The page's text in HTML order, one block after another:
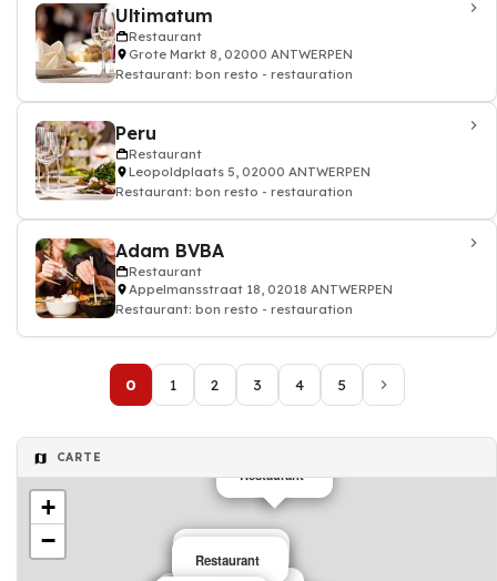
Ultimatum
Restaurant
Grote Markt 8, 02000 ANTWERPEN
Restaurant: bon resto - restauration
Peru
Restaurant
Leopoldplaats 5, 02000 ANTWERPEN
Restaurant: bon resto - restauration
Adam BVBA
Restaurant
Appelmansstraat 18, 02018 ANTWERPEN
Restaurant: bon resto - restauration
0 1 2 3 4 5
CARTE
Restaurant
Restaurant
Restaurant
+
−